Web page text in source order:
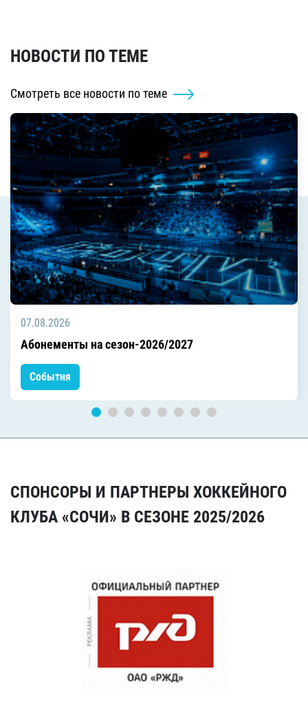
НОВОСТИ ПО ТЕМЕ
Смотреть все новости по теме
07.08.2026
Абонементы на сезон-2026/2027
События
СПОНСОРЫ И ПАРТНЕРЫ ХОККЕЙНОГО
КЛУБА «СОЧИ» В СЕЗОНЕ 2025/2026